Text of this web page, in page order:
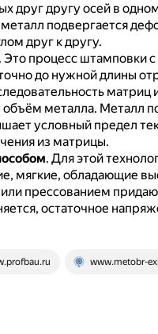
друг другу осей в
подвергается
друг к другу.
. Это процесс штамповки
до нужной длины
матриц
металла. Металл
условный предел
из матрицы.
. Для этой
мягкие, обладающие
прессованием
остаточное
www.metobr-